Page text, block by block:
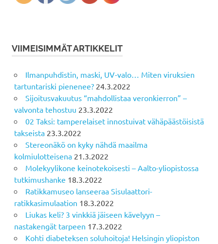
VIIMEISIMMÄT ARTIKKELIT
Ilmanpuhdistin, maski, UV-valo… Miten viruksien
tartuntariski pienenee? 24.3.2022
Sijoitusvakuutus “mahdollistaa veronkierron” –
valvonta tehostuu 23.3.2022
02 Taksi: tamperelaiset innostuivat vähäpäästöisistä
takseista 23.3.2022
Stereonäkö on kyky nähdä maailma
kolmiulotteisena 21.3.2022
Molekyylikone keinotekoisesti – Aalto-yliopistossa
tutkimushanke 18.3.2022
Ratikkamuseo lanseeraa Sisulaattori-
ratikkasimulaation 18.3.2022
Liukas keli? 3 vinkkiä jäiseen kävelyyn –
nastakengät tarpeen 17.3.2022
Kohti diabeteksen soluhoitoja! Helsingin yliopiston